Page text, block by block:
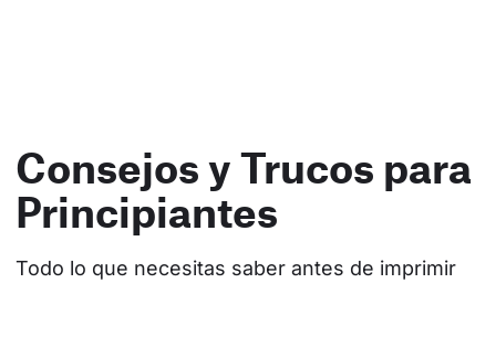
Consejos y Trucos para
Principiantes
Todo lo que necesitas saber antes de imprimir